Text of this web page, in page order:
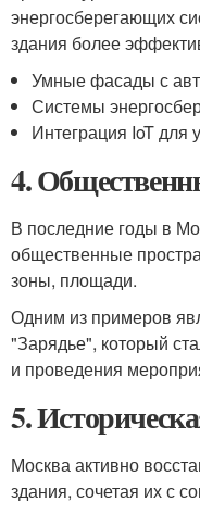
энергосберегающих
здания более
Умные фасады с
Системы
Интеграция IoT для
4.
В последние годы в
общественные
зоны, площади.
Одним из примеров
"Зарядье", который
и проведения
5.
Москва активно
здания, сочетая их с